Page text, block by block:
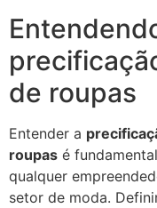
de roupas
Entender a
roupas é
qualquer
setor de moda.